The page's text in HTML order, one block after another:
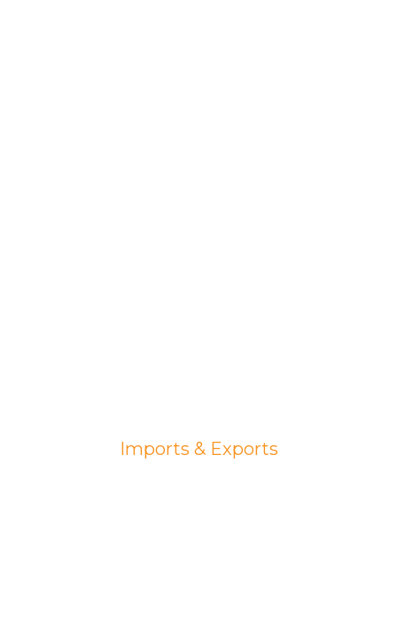
Imports & Exports